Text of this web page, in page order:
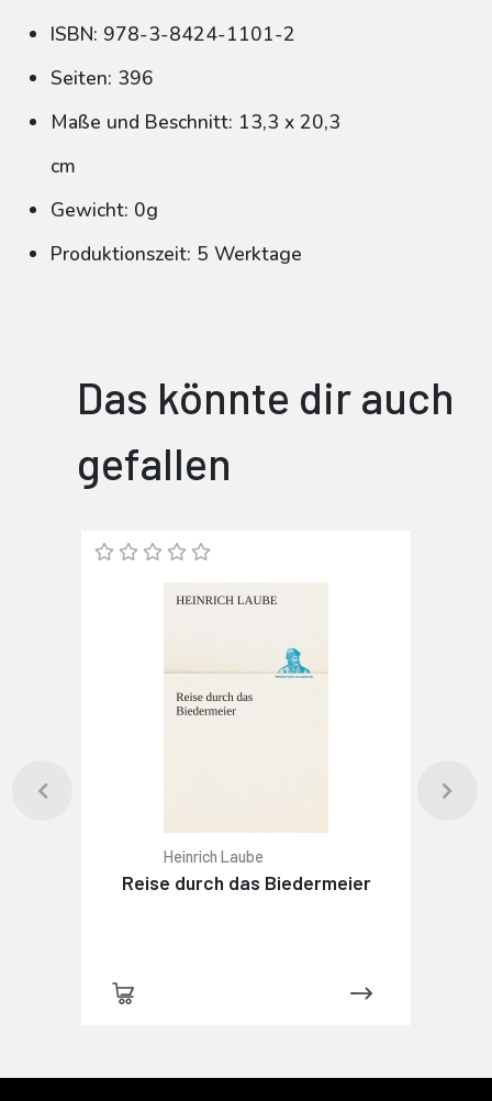
ISBN: 978-3-8424-1101-2
Seiten: 396
Maße und Beschnitt: 13,3 x 20,3
cm
Gewicht: 0g
Produktionszeit: 5 Werktage
Das könnte dir auch
gefallen
Heinrich Laube
Reise durch das Biedermeier